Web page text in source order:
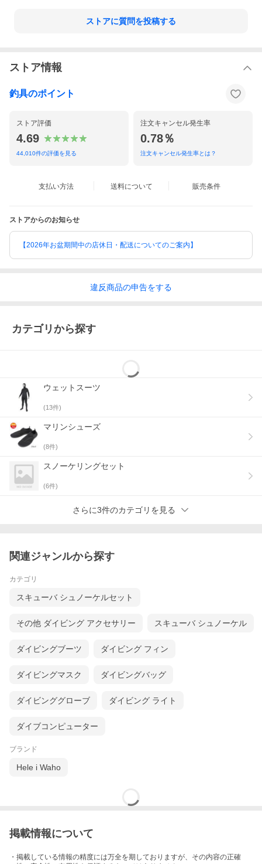
ストアに質問を投稿する
ストア情報
釣具のポイント
ストア評価
4.69
44,010件の評価を見る
注文キャンセル発生率
0.78％
注文キャンセル発生率とは？
支払い方法 送料について 販売条件
ストアからのお知らせ
【2026年お盆期間中の店休日・配送についてのご案内】
違反商品の申告をする
カテゴリから探す
ウェットスーツ
(13件)
マリンシューズ
(8件)
スノーケリングセット
(6件)
さらに3件のカテゴリを見る
関連ジャンルから探す
カテゴリ
スキューバ シュノーケルセット
その他 ダイビング アクセサリー スキューバ シュノーケル
ダイビングブーツ ダイビング フィン
ダイビングマスク ダイビングバッグ
ダイビンググローブ ダイビング ライト
ダイブコンピューター
ブランド
Hele i Waho
掲載情報について
・掲載している情報の精度には万全を期しておりますが、その内容の正確